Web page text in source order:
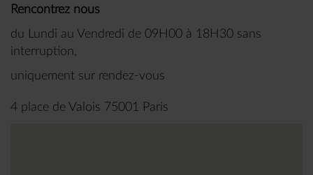
Rencontrez nous
du Lundi au Vendredi de 09H00 à 18H30 sans
interruption,
uniquement sur rendez-vous
4 place de Valois 75001 Paris